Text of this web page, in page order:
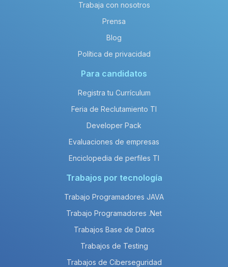
Trabaja con nosotros
Prensa
Blog
Política de privacidad
Para candidatos
Registra tu Currículum
Feria de Reclutamiento TI
Developer Pack
Evaluaciones de empresas
Enciclopedia de perfiles TI
Trabajos por tecnología
Trabajo Programadores JAVA
Trabajo Programadores .Net
Trabajos Base de Datos
Trabajos de Testing
Trabajos de Ciberseguridad